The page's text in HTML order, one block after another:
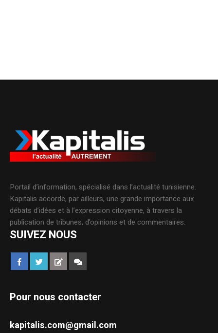
Portail d’information, spécialisé dans l’actualité tunisienne.
Kapitalis accorde, par ailleurs, une grande importance aux
débats d’idées et à l’expression citoyenne, à travers la
publication de tribunes, d’opinions et de commentaires.
SUIVEZ NOUS
Pour nous contacter
kapitalis.com@gmail.com